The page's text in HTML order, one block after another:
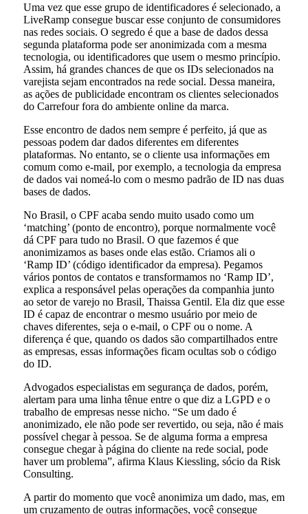
Uma vez que esse grupo de identificadores é selecionado, a
LiveRamp consegue buscar esse conjunto de consumidores
nas redes sociais. O segredo é que a base de dados dessa
segunda plataforma pode ser anonimizada com a mesma
tecnologia, ou identificadores que usem o mesmo princípio.
Assim, há grandes chances de que os IDs selecionados na
varejista sejam encontrados na rede social. Dessa maneira,
as ações de publicidade encontram os clientes selecionados
do Carrefour fora do ambiente online da marca.
Esse encontro de dados nem sempre é perfeito, já que as
pessoas podem dar dados diferentes em diferentes
plataformas. No entanto, se o cliente usa informações em
comum como e-mail, por exemplo, a tecnologia da empresa
de dados vai nomeá-lo com o mesmo padrão de ID nas duas
bases de dados.
No Brasil, o CPF acaba sendo muito usado como um
‘matching’ (ponto de encontro), porque normalmente você
dá CPF para tudo no Brasil. O que fazemos é que
anonimizamos as bases onde elas estão. Criamos ali o
‘Ramp ID’ (código identificador da empresa). Pegamos
vários pontos de contatos e transformamos no ‘Ramp ID’,
explica a responsável pelas operações da companhia junto
ao setor de varejo no Brasil, Thaissa Gentil. Ela diz que esse
ID é capaz de encontrar o mesmo usuário por meio de
chaves diferentes, seja o e-mail, o CPF ou o nome. A
diferença é que, quando os dados são compartilhados entre
as empresas, essas informações ficam ocultas sob o código
do ID.
Advogados especialistas em segurança de dados, porém,
alertam para uma linha tênue entre o que diz a LGPD e o
trabalho de empresas nesse nicho. “Se um dado é
anonimizado, ele não pode ser revertido, ou seja, não é mais
possível chegar à pessoa. Se de alguma forma a empresa
consegue chegar à página do cliente na rede social, pode
haver um problema”, afirma Klaus Kiessling, sócio da Risk
Consulting.
A partir do momento que você anonimiza um dado, mas, em
um cruzamento de outras informações, você consegue